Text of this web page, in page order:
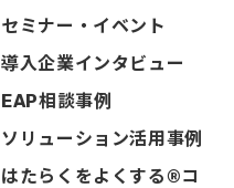
セミナー・イベント
導入企業インタビュー
EAP相談事例
ソリューション活用事例
はたらくをよくする®コ